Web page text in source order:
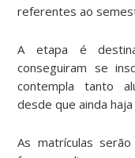
referentes ao
A etapa é
conseguiram se
contempla tanto
desde que ainda
As matrículas